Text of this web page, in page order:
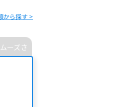
ーズさ
から探す >